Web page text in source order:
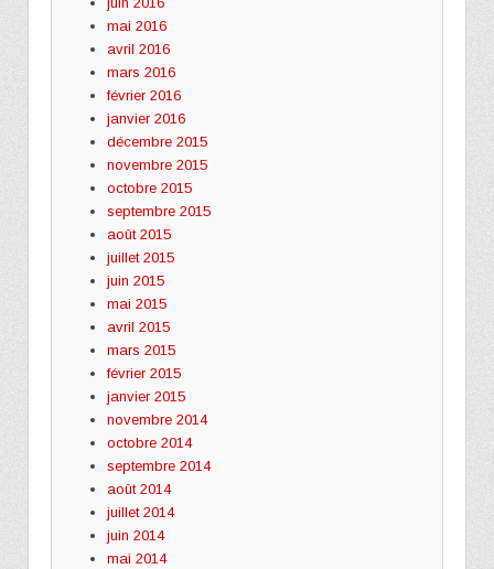
mai 2016
avril 2016
mars 2016
février 2016
janvier 2016
décembre 2015
novembre 2015
octobre 2015
septembre 2015
août 2015
juillet 2015
juin 2015
mai 2015
avril 2015
mars 2015
février 2015
janvier 2015
novembre 2014
octobre 2014
septembre 2014
août 2014
juillet 2014
juin 2014
mai 2014